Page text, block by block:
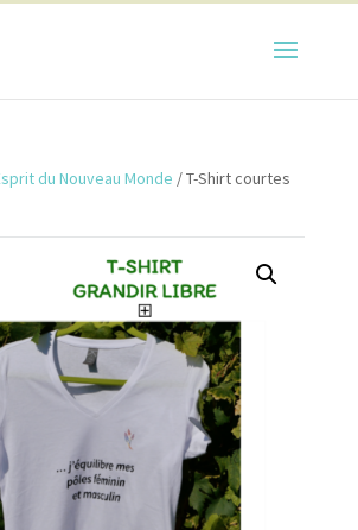
du Nouveau Monde / T-Shirt courtes